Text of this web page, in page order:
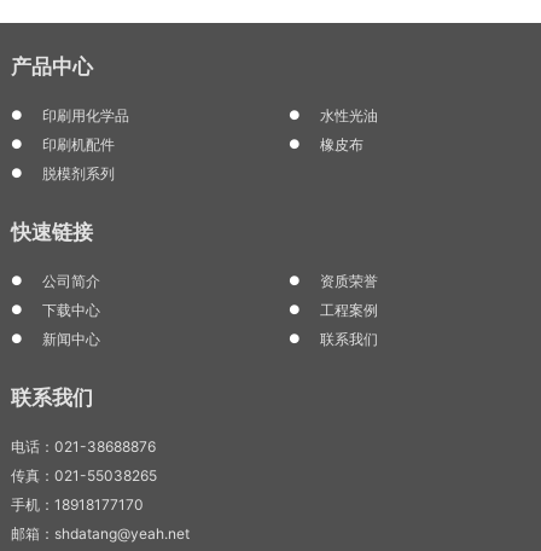
产品中心
印刷用化学品
水性光油
印刷机配件
橡皮布
脱模剂系列
快速链接
公司简介
资质荣誉
下载中心
工程案例
新闻中心
联系我们
联系我们
电话：021-38688876
传真：021-55038265
手机：18918177170
邮箱：shdatang@yeah.net